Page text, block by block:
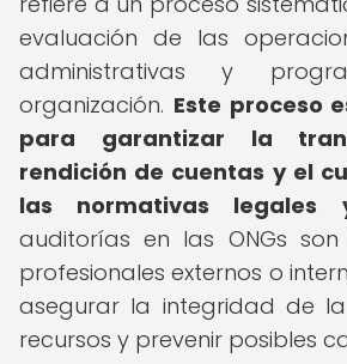
evaluación de las
administrativas y
organización. Este proceso
para garantizar la
rendición de cuentas y el
las normativas legales
auditorías en las ONGs
profesionales externos o
asegurar la integridad de
recursos y prevenir posibles